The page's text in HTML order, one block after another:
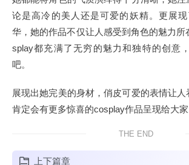
论是高冷的美人还是可爱的妖精。更展
华，她的作品不仅让人感受到角色的魅力所
splay都充满了无穷的魅力和独特的创意
吧。
展现出她完美的身材，俏皮可爱的表情让
肯定会有更多惊喜的cosplay作品呈现给大家
THE END
上下篇章